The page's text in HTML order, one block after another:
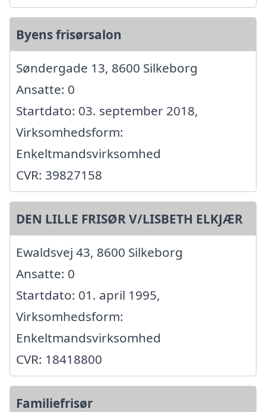
Byens frisørsalon
Søndergade 13, 8600 Silkeborg
Ansatte: 0
Startdato: 03. september 2018,
Virksomhedsform:
Enkeltmandsvirksomhed
CVR: 39827158
DEN LILLE FRISØR V/LISBETH ELKJÆR
Ewaldsvej 43, 8600 Silkeborg
Ansatte: 0
Startdato: 01. april 1995,
Virksomhedsform:
Enkeltmandsvirksomhed
CVR: 18418800
Familiefrisør